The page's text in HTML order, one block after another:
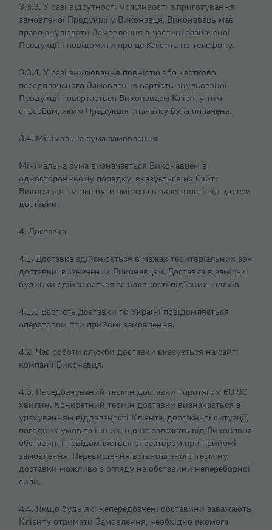
3.3.3. У разі відсутності можливості з приготування
замовленої Продукції у Виконавця, Виконавець має
право анулювати Замовлення в частині зазначеної
Продукції і повідомити про це Клієнта по телефону.
3.3.4. У разі анулювання повністю або частково
передплаченого Замовлення вартість анульованої
Продукції повертається Виконавцем Клієнту тим
способом, яким Продукція спочатку була оплачена.
3.4. Мінімальна сума замовлення
Мінімальна сума визначається Виконавцем в
односторонньому порядку, вказується на Сайті
Виконавця і може бути змінена в залежності від адреси
доставки.
4. Доставка
4.1. Доставка здійснюється в межах територіальних зон
доставки, визначених Виконавцем. Доставка в заміські
будинки здійснюється за наявності під'їзних шляхів.
4.1.1 Вартість доставки по Україні повідомляється
оператором при прийомі замовлення.
4.2. Час роботи служби доставки вказується на сайті
компанії Виконавця.
4.3. Передбачуваний термін доставки - протягом 60-90
хвилин. Конкретний термін доставки визначається з
урахуванням віддаленості Клієнта, дорожньої ситуації,
погодних умов та інших, що не залежать від Виконавця
обставин, і повідомляється оператором при прийомі
замовлення. Перевищення встановленого терміну
доставки можливо з огляду на обставини непереборної
сили.
4.4. Якщо будь-які непередбачені обставини заважають
Клієнту отримати Замовлення, необхідно якомога